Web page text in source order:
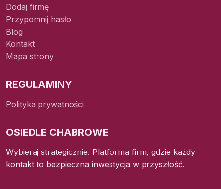
Dodaj firmę
Przypomnij hasło
Blog
Kontakt
Mapa strony
REGULAMINY
Polityka prywatności
OSIEDLE CHABROWE
Wybieraj strategicznie. Platforma firm, gdzie każdy
kontakt to bezpieczna inwestycja w przyszłość.